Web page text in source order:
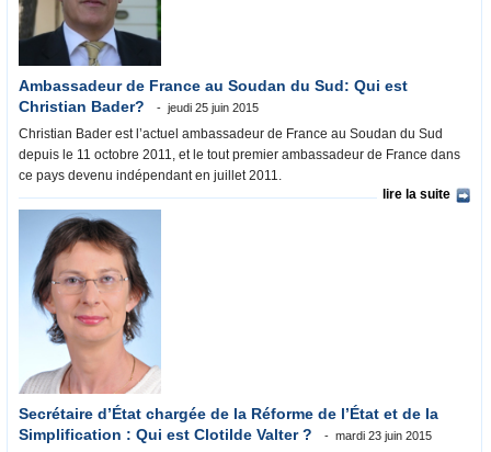
Ambassadeur de France au Soudan du Sud: Qui est
Christian Bader?
jeudi 25 juin 2015
Christian Bader est l’actuel ambassadeur de France au Soudan du Sud
depuis le 11 octobre 2011, et le tout premier ambassadeur de France dans
ce pays devenu indépendant en juillet 2011.
lire la suite
Secrétaire d’État chargée de la Réforme de l’État et de la
Simplification : Qui est Clotilde Valter ?
mardi 23 juin 2015